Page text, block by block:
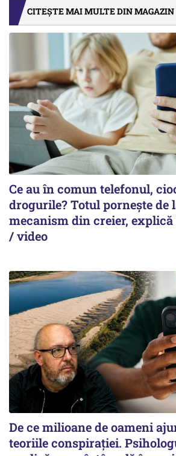
CITEȘTE MAI MULTE DIN MAGAZIN
Ce au în comun telefonul,
drogurile? Totul pornește de
mecanism din creier,
/ video
De ce milioane de oameni
teoriile conspirației.